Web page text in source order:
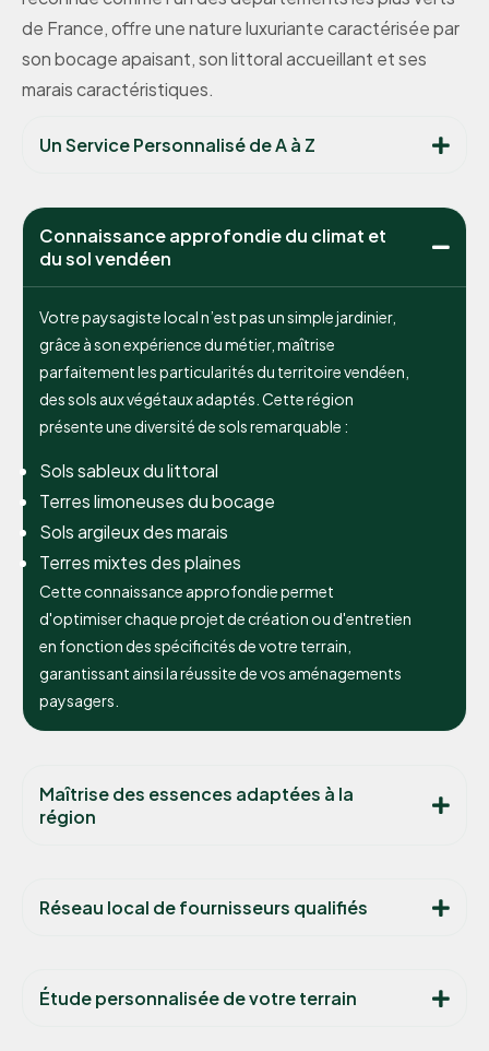
de France, offre une nature luxuriante caractérisée par
son bocage apaisant, son littoral accueillant et ses
marais caractéristiques.
Un Service Personnalisé de A à Z
Connaissance approfondie du climat et
du sol vendéen
Votre paysagiste local n’est pas un simple jardinier,
grâce à son expérience du métier, maîtrise
parfaitement les particularités du territoire vendéen,
des sols aux végétaux adaptés. Cette région
présente une diversité de sols remarquable :
Sols sableux du littoral
Terres limoneuses du bocage
Sols argileux des marais
Terres mixtes des plaines
Cette connaissance approfondie permet
d'optimiser chaque projet de création ou d'entretien
en fonction des spécificités de votre terrain,
garantissant ainsi la réussite de vos aménagements
paysagers.
Maîtrise des essences adaptées à la
région
Réseau local de fournisseurs qualifiés
Étude personnalisée de votre terrain